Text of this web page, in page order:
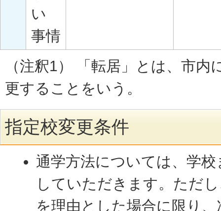
い
事情
（注釈1） 「転居」とは、市内
更することをいう。
指定校変更条件
通学方法については、学
していただきます。ただ
を理由とした場合に限り